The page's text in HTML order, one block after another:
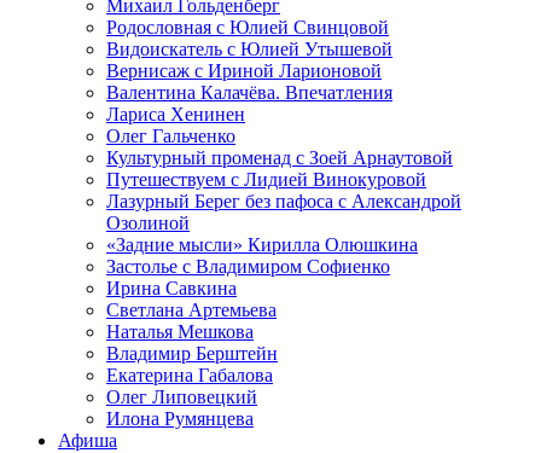
Михаил Гольденберг
Родословная с Юлией Свинцовой
Видоискатель с Юлией Утышевой
Вернисаж с Ириной Ларионовой
Валентина Калачёва. Впечатления
Лариса Хенинен
Олег Гальченко
Культурный променад с Зоей Арнаутовой
Путешествуем с Лидией Винокуровой
Лазурный Берег без пафоса с Александрой
Озолиной
«Задние мысли» Кирилла Олюшкина
Застолье с Владимиром Софиенко
Ирина Савкина
Светлана Артемьева
Наталья Мешкова
Владимир Берштейн
Екатерина Габалова
Олег Липовецкий
Илона Румянцева
Афиша